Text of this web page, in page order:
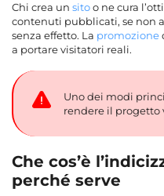
Chi crea un sitoo ne cura
contenuti pubblicati, se non
senza effetto. La promozione
a portare visitatori reali.
Uno dei modi
rendere il progetto
Che cos’è
perché serve